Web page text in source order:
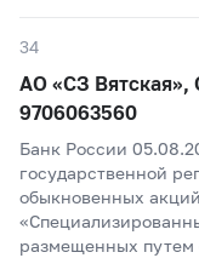
34
АО «СЗ Вятская»,
9706063560
Банк России
государственной
обыкновенных
размещенных путем